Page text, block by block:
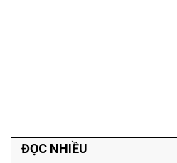
ĐỌC NHIỀU